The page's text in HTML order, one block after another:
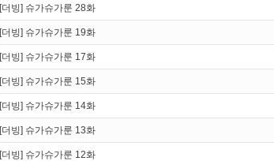
[더빙] 슈가슈가룬 28화
[더빙] 슈가슈가룬 19화
[더빙] 슈가슈가룬 17화
[더빙] 슈가슈가룬 15화
[더빙] 슈가슈가룬 14화
[더빙] 슈가슈가룬 13화
[더빙] 슈가슈가룬 12화